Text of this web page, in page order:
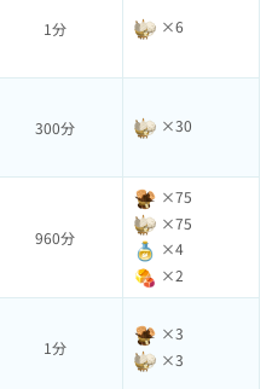
1分 ×6
300分 ×30
960分
×75
×75
×4
×2
1分
×3
×3